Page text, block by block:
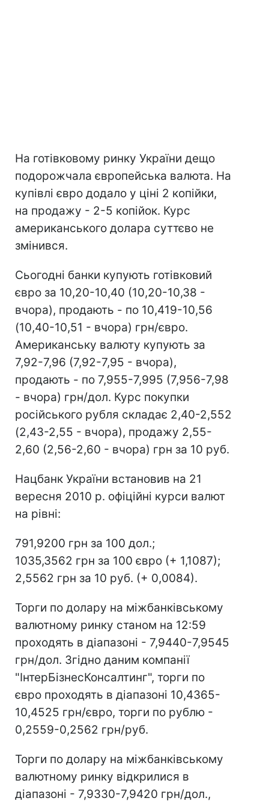
На готівковому ринку України дещо
подорожчала європейська валюта. На
купівлі євро додало у ціні 2 копійки,
на продажу - 2-5 копійок. Курс
американського долара суттєво не
змінився.
Сьогодні банки купують готівковий
євро за 10,20-10,40 (10,20-10,38 -
вчора), продають - по 10,419-10,56
(10,40-10,51 - вчора) грн/євро.
Американську валюту купують за
7,92-7,96 (7,92-7,95 - вчора),
продають - по 7,955-7,995 (7,956-7,98
- вчора) грн/дол. Курс покупки
російського рубля складає 2,40-2,552
(2,43-2,55 - вчора), продажу 2,55-
2,60 (2,56-2,60 - вчора) грн за 10 руб.
Нацбанк України встановив на 21
вересня 2010 р. офіційні курси валют
на рівні:
791,9200 грн за 100 дол.;
1035,3562 грн за 100 євро (+ 1,1087);
2,5562 грн за 10 руб. (+ 0,0084).
Торги по долару на міжбанківському
валютному ринку станом на 12:59
проходять в діапазоні - 7,9440-7,9545
грн/дол. Згідно даним компанії
"ІнтерБізнесКонсалтинг", торги по
євро проходять в діапазоні 10,4365-
10,4525 грн/євро, торги по рублю -
0,2559-0,2562 грн/руб.
Торги по долару на міжбанківському
валютному ринку відкрилися в
діапазоні - 7,9330-7,9420 грн/дол.,